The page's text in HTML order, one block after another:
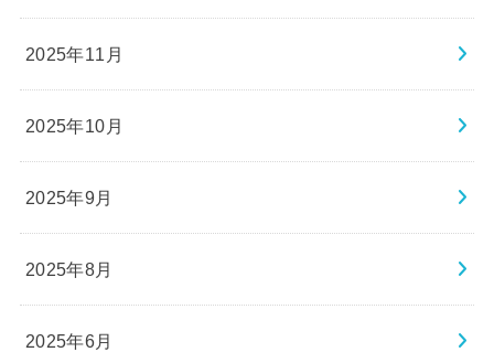
2025年11月
2025年10月
2025年9月
2025年8月
2025年6月